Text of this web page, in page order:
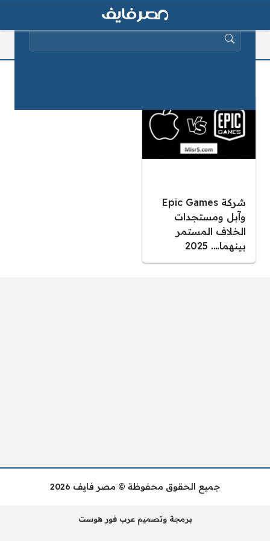
شركة Epic Games
وآبل ومستجدات
الخلاف المستمر
بينهما…. 2025
جميع الحقوق محفوظة © مصر فايف 2026
برمجة وتصميم عرب فور هوست
البحث عن: